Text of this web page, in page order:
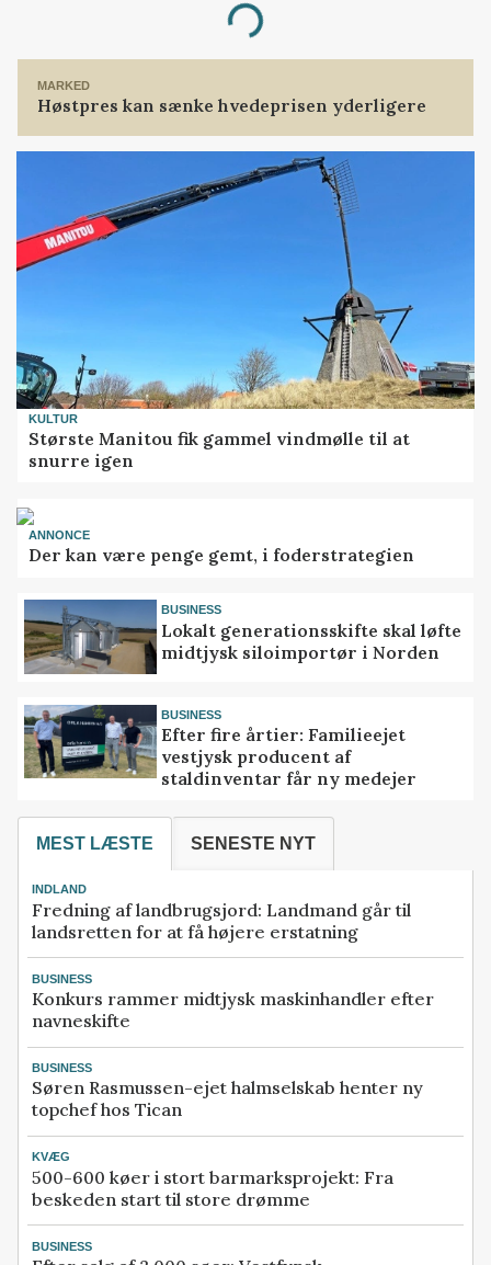
Loading...
MARKED
Høstpres kan sænke hvedeprisen yderligere
KULTUR
Største Manitou fik gammel vindmølle til at
snurre igen
ANNONCE
Der kan være penge gemt, i foderstrategien
BUSINESS
Lokalt generationsskifte skal løfte
midtjysk siloimportør i Norden
BUSINESS
Efter fire årtier: Familieejet
vestjysk producent af
staldinventar får ny medejer
MEST LÆSTE SENESTE NYT
INDLAND
Fredning af landbrugsjord: Landmand går til
landsretten for at få højere erstatning
BUSINESS
Konkurs rammer midtjysk maskinhandler efter
navneskifte
BUSINESS
Søren Rasmussen-ejet halmselskab henter ny
topchef hos Tican
KVÆG
500-600 køer i stort barmarksprojekt: Fra
beskeden start til store drømme
BUSINESS